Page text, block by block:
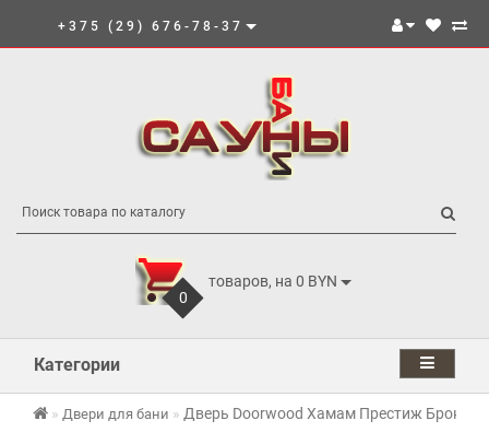
+375 (29) 676-78-37
0
товаров, на 0 BYN
Категории
Двери для бани Дверь Doorwood Хамам Престиж Бронза